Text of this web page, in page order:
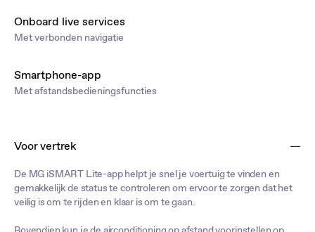
Onboard live services
Met verbonden navigatie
Smartphone-app
Met afstandsbedieningsfuncties
Voor vertrek
De MG iSMART Lite-app helpt je snel je voertuig te vinden en
gemakkelijk de status te controleren om ervoor te zorgen dat het
veilig is om te rijden en klaar is om te gaan.